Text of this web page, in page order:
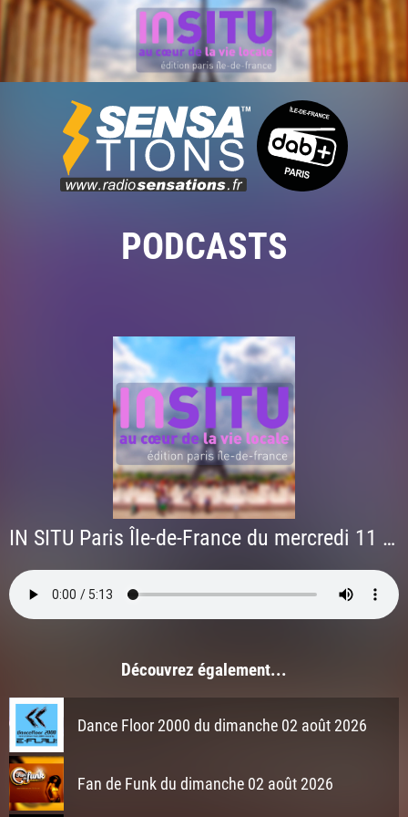
PODCASTS
IN SITU Paris Île-de-France du mercredi 11 juin
Découvrez également...
Dance Floor 2000 du dimanche 02 août 2026
Fan de Funk du dimanche 02 août 2026